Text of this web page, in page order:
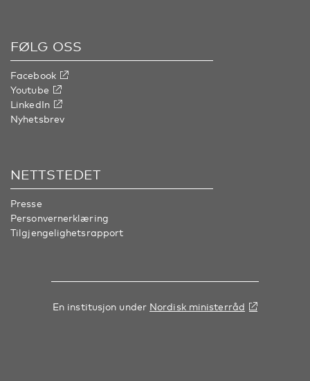
FØLG OSS
Facebook
Youtube
LinkedIn
Nyhetsbrev
NETTSTEDET
Presse
Personvernerklæring
Tilgjengelighetsrapport
En institusjon under Nordisk ministerråd